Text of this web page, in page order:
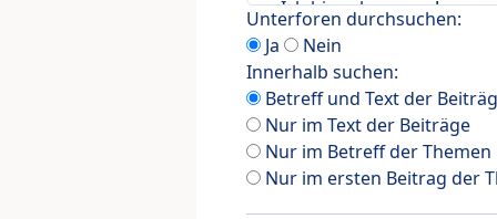
Unterforen durchsuchen:
Ja
Nein
Innerhalb suchen:
Betreff und Text der
Nur im Text der Beiträge
Nur im Betreff der Themen
Nur im ersten Beitrag der